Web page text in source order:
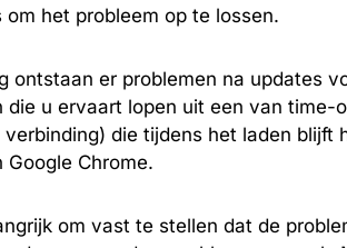
om het probleem op te lossen.
ontstaan er problemen na updates
die u ervaart lopen uit een van
verbinding) die tijdens het laden
Google Chrome.
om vast te stellen dat de